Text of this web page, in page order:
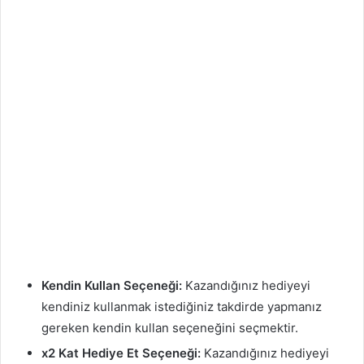
Kendin Kullan Seçeneği: Kazandığınız hediyeyi
kendiniz kullanmak istediğiniz takdirde yapmanız
gereken kendin kullan seçeneğini seçmektir.
x2 Kat Hediye Et Seçeneği: Kazandığınız hediyeyi